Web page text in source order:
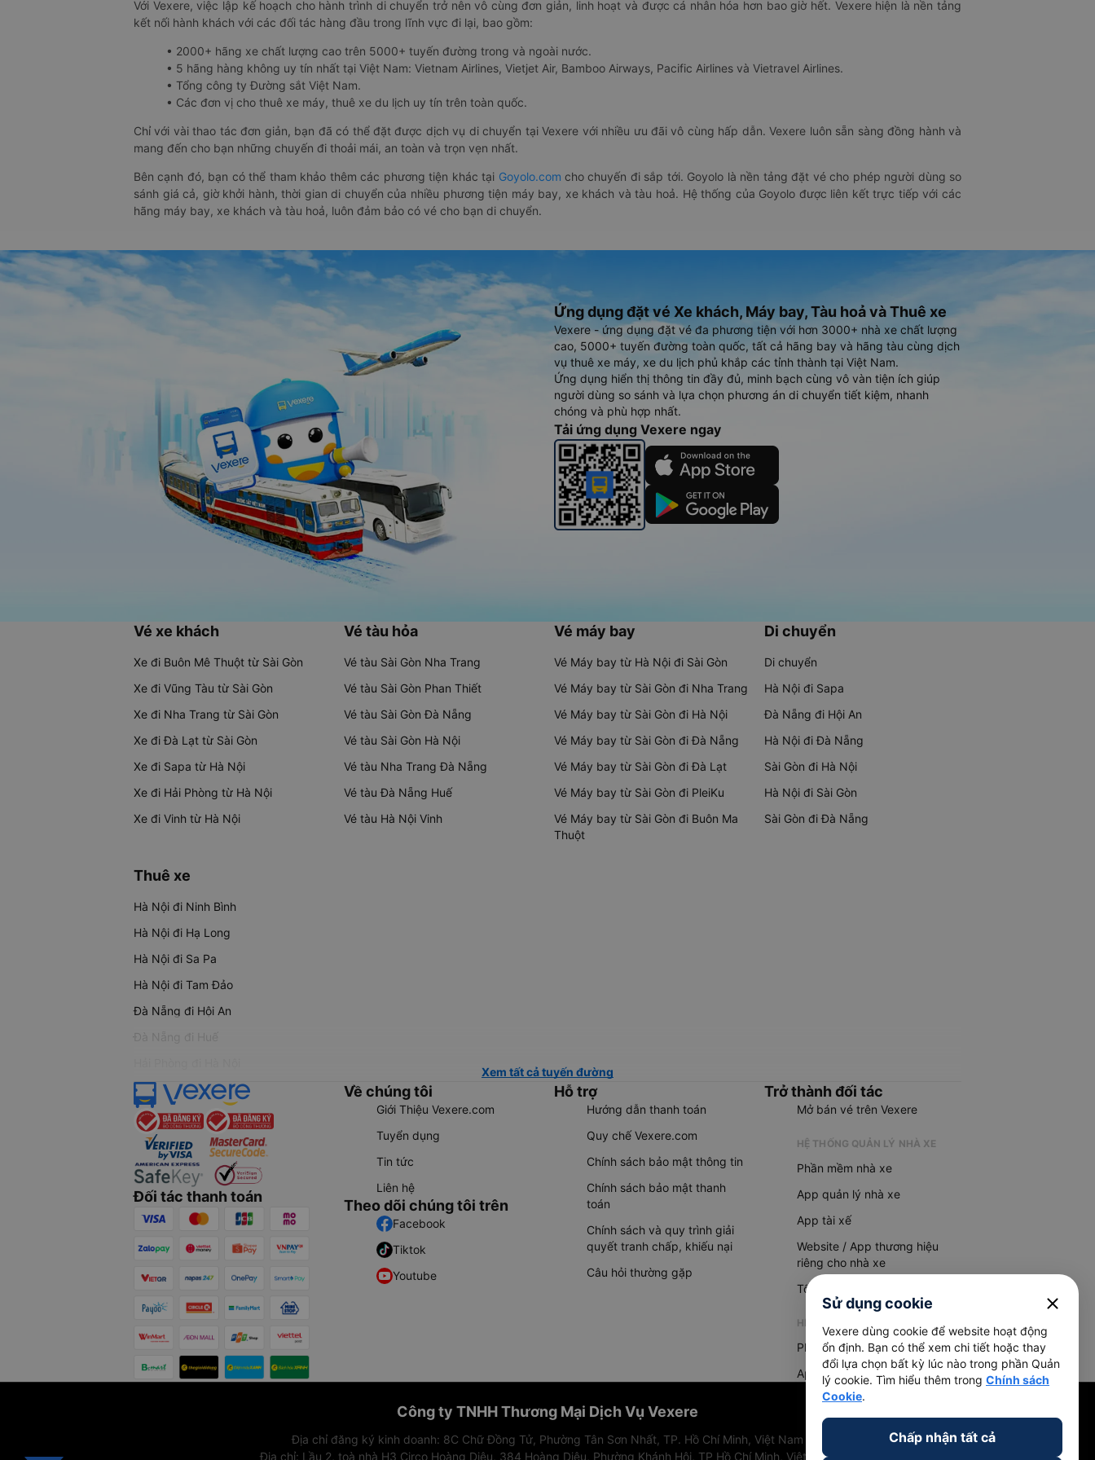
Với Vexere, việc lập kế hoạch cho hành trình di chuyển trở nên vô cùng đơn giản, linh hoạt và được cá nhân hóa hơn bao giờ hết. Vexere hiện là nền tảng
kết nối hành khách với các đối tác hàng đầu trong lĩnh vực đi lại, bao gồm:
• 2000+ hãng xe chất lượng cao trên 5000+ tuyến đường trong và ngoài nước.
• 5 hãng hàng không uy tín nhất tại Việt Nam: Vietnam Airlines, Vietjet Air, Bamboo Airways, Pacific Airlines và Vietravel Airlines.
• Tổng công ty Đường sắt Việt Nam.
• Các đơn vị cho thuê xe máy, thuê xe du lịch uy tín trên toàn quốc.
Chỉ với vài thao tác đơn giản, bạn đã có thể đặt được dịch vụ di chuyển tại Vexere với nhiều ưu đãi vô cùng hấp dẫn. Vexere luôn sẵn sàng đồng hành và
mang đến cho bạn những chuyến đi thoải mái, an toàn và trọn vẹn nhất.
Bên cạnh đó, bạn có thể tham khảo thêm các phương tiện khác tại Goyolo.com cho chuyến đi sắp tới. Goyolo là nền tảng đặt vé cho phép người dùng so
sánh giá cả, giờ khởi hành, thời gian di chuyển của nhiều phương tiện máy bay, xe khách và tàu hoả. Hệ thống của Goyolo được liên kết trực tiếp với các
hãng máy bay, xe khách và tàu hoả, luôn đảm bảo có vé cho bạn di chuyển.
Ứng dụng đặt vé Xe khách, Máy bay, Tàu hoả và Thuê xe
Vexere - ứng dụng đặt vé đa phương tiện với hơn 3000+ nhà xe chất lượng
cao, 5000+ tuyến đường toàn quốc, tất cả hãng bay và hãng tàu cùng dịch
vụ thuê xe máy, xe du lịch phủ khắp các tỉnh thành tại Việt Nam.
Ứng dụng hiển thị thông tin đầy đủ, minh bạch cùng vô vàn tiện ích giúp
người dùng so sánh và lựa chọn phương án di chuyển tiết kiệm, nhanh
chóng và phù hợp nhất.
Tải ứng dụng Vexere ngay
Vé xe khách
Xe đi Buôn Mê Thuột từ Sài Gòn
Xe đi Vũng Tàu từ Sài Gòn
Xe đi Nha Trang từ Sài Gòn
Xe đi Đà Lạt từ Sài Gòn
Xe đi Sapa từ Hà Nội
Xe đi Hải Phòng từ Hà Nội
Xe đi Vinh từ Hà Nội
Vé tàu hỏa
Vé tàu Sài Gòn Nha Trang
Vé tàu Sài Gòn Phan Thiết
Vé tàu Sài Gòn Đà Nẵng
Vé tàu Sài Gòn Hà Nội
Vé tàu Nha Trang Đà Nẵng
Vé tàu Đà Nẵng Huế
Vé tàu Hà Nội Vinh
Vé máy bay
Vé Máy bay từ Hà Nội đi Sài Gòn
Vé Máy bay từ Sài Gòn đi Nha Trang
Vé Máy bay từ Sài Gòn đi Hà Nội
Vé Máy bay từ Sài Gòn đi Đà Nẵng
Vé Máy bay từ Sài Gòn đi Đà Lạt
Vé Máy bay từ Sài Gòn đi PleiKu
Vé Máy bay từ Sài Gòn đi Buôn Ma
Thuột
Di chuyển
Di chuyển
Hà Nội đi Sapa
Đà Nẵng đi Hội An
Hà Nội đi Đà Nẵng
Sài Gòn đi Hà Nội
Hà Nội đi Sài Gòn
Sài Gòn đi Đà Nẵng
Thuê xe
Hà Nội đi Ninh Bình
Hà Nội đi Hạ Long
Hà Nội đi Sa Pa
Hà Nội đi Tam Đảo
Đà Nẵng đi Hội An
Đà Nẵng đi Huế
Xem tất cả tuyến đường
Đối tác thanh toán
Về chúng tôi
Giới Thiệu Vexere.com
Tuyển dụng
Tin tức
Liên hệ
Theo dõi chúng tôi trên
Facebook
Tiktok
Youtube
Hỗ trợ
Hướng dẫn thanh toán
Quy chế Vexere.com
Chính sách bảo mật thông tin
Chính sách bảo mật thanh
toán
Chính sách và quy trình giải
quyết tranh chấp, khiếu nại
Câu hỏi thường gặp
Trở thành đối tác
Mở bán vé trên Vexere
HỆ THỐNG QUẢN LÝ NHÀ XE
Phần mềm nhà xe
App quản lý nhà xe
App tài xế
Website / App thương hiệu
riêng cho nhà xe
Tổng đài AI
HỆ THỐNG QUẢN LÝ HÀNG HOÁ
Phần mềm quản lý hàng hoá
App quản lý hàng hoá
Công ty TNHH Thương Mại Dịch Vụ Vexere
Địa chỉ đăng ký kinh doanh: 8C Chữ Đồng Tử, Phường Tân Sơn Nhất, TP. Hồ Chí Minh, Việt Nam
Địa chỉ: Lầu 2, toà nhà H3 Circo Hoàng Diệu, 384 Hoàng Diệu, Phường Khánh Hội, TP Hồ Chí Minh, Việt Nam
Sử dụng cookie close
Vexere dùng cookie để website hoạt động
ổn định. Bạn có thể xem chi tiết hoặc thay
đổi lựa chọn bất kỳ lúc nào trong phần Quản
lý cookie. Tìm hiểu thêm trong Chính sách
Cookie.
Chấp nhận tất cả